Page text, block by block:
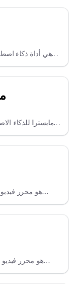
الفيديو
مايسترا للذكاء
المحتوى
المكتب، وهو